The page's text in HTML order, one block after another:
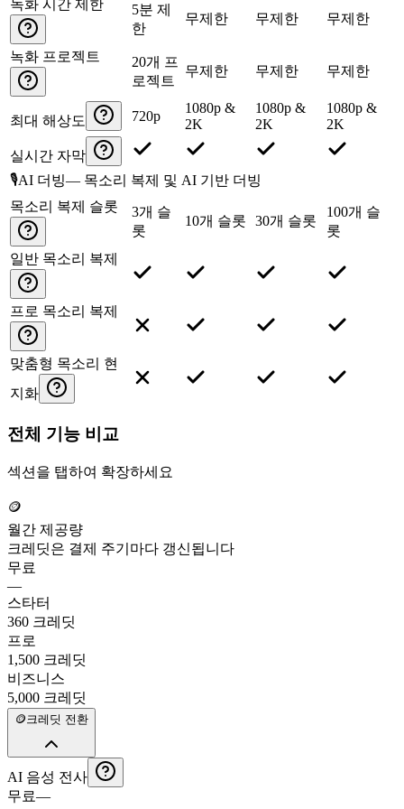
녹화 시간 제한
5분 제
한
무제한 무제한 무제한
녹화 프로젝트
20개 프
로젝트
무제한 무제한 무제한
최대 해상도 720p
1080p &
2K
1080p &
2K
1080p &
2K
실시간 자막
🎙️AI 더빙— 목소리 복제 및 AI 기반 더빙
목소리 복제 슬롯
3개 슬
롯
10개 슬롯 30개 슬롯
100개 슬
롯
일반 목소리 복제
프로 목소리 복제
맞춤형 목소리 현
지화
전체 기능 비교
섹션을 탭하여 확장하세요
🪙
월간 제공량
크레딧은 결제 주기마다 갱신됩니다
무료
—
스타터
360 크레딧
프로
1,500 크레딧
비즈니스
5,000 크레딧
🪙크레딧 전환
AI 음성 전사
무료—